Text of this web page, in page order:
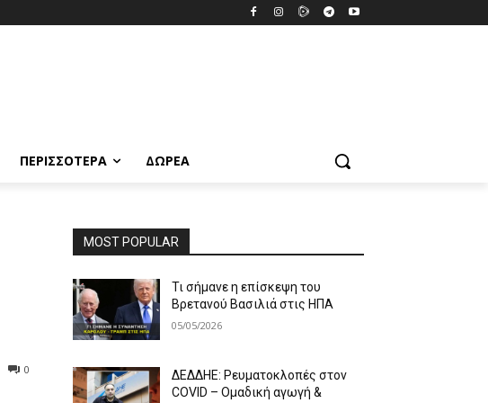
ΠΕΡΙΣΣΟΤΕΡΑ ΔΩΡΕΆ
0
MOST POPULAR
Τι σήμανε η επίσκεψη του
Βρετανού Βασιλιά στις ΗΠΑ
05/05/2026
ΔΕΔΔΗΕ: Ρευματοκλοπές στον
COVID – Ομαδική αγωγή &